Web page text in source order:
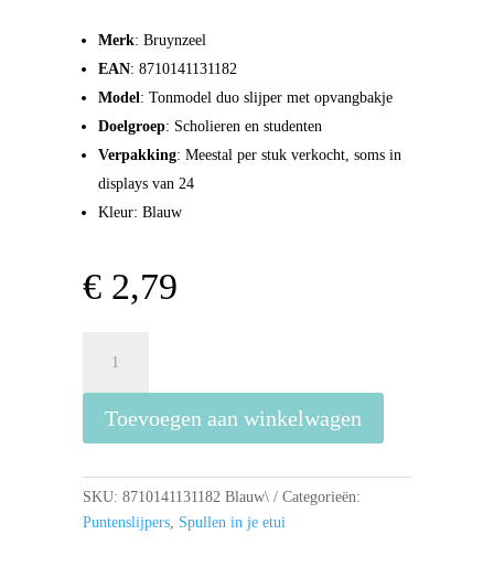
Merk: Bruynzeel
EAN: 8710141131182
Model: Tonmodel duo slijper met opvangbakje
Doelgroep: Scholieren en studenten
Verpakking: Meestal per stuk verkocht, soms in
displays van 24
Kleur: Blauw
€2,79
Dubbele
Puntenslijper
Met
Bakje
Blauw
aantal
Toevoegen aan winkelwagen
SKU: 8710141131182 Blauw\
Categorieën:
Puntenslijpers, Spullen in je etui